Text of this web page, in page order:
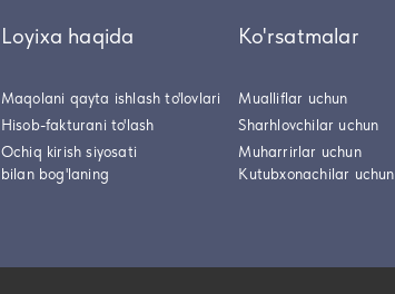
Loyixa haqida
Maqolani qayta ishlash to'lovlari
Hisob-fakturani to'lash
Ochiq kirish siyosati
bilan bog'laning
Ko'rsatmalar
Mualliflar uchun
Sharhlovchilar uchun
Muharrirlar uchun
Kutubxonachilar uchun